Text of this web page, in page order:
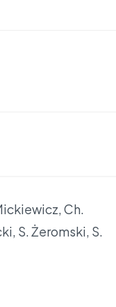
Ch.
S. Żeromski, S.